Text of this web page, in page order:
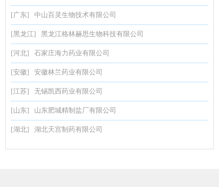
[广东] 中山百灵生物技术有限公司
[黑龙江] 黑龙江格林赫思生物科技有限公司
[河北] 石家庄海力药业有限公司
[安徽] 安徽林兰药业有限公司
[江苏] 无锡凯西药业有限公司
[山东] 山东肥城精制盐厂有限公司
[湖北] 湖北天宫制药有限公司